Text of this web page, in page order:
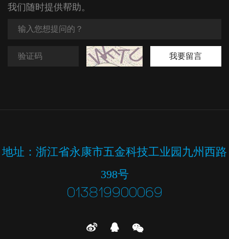
我们随时提供帮助。
我要留言
地址：浙江省永康市五金科技工业园九州西路
398号
013819900069
  